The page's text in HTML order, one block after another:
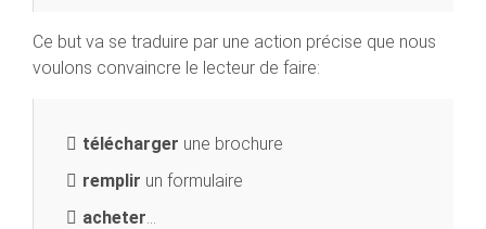
Ce but va se traduire par une action précise que nous
voulons convaincre le lecteur de faire:
télécharger une brochure
remplir un formulaire
acheter…